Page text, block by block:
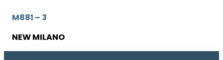
M881 – 3
NEW MILANO